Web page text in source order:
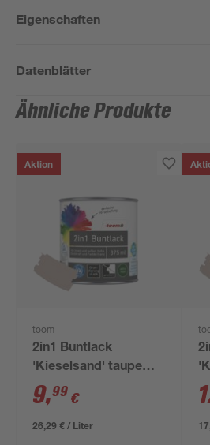
Eigenschaften
Datenblätter
Ähnliche Produkte
Aktion
toom
2in1 Buntlack
'Kieselsand' taupe
matt 375 ml
9,99 €
26,29 € / Liter